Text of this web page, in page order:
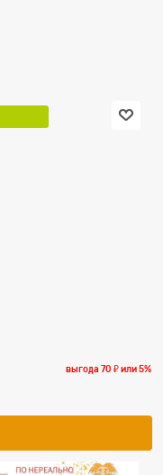
выгода70 ₽или5%